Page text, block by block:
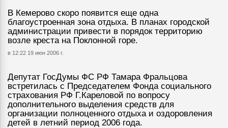
В Кемерово скоро появится еще одна
благоустроенная зона отдыха. В планах городской
администрации привести в порядок территорию
возле креста на Поклонной горе.
в 12:22 19 июн 2006 г.
Депутат ГосДумы ФС РФ Тамара Фральцова
встретилась с Председателем Фонда социального
страхования РФ Г.Кареловой по вопросу
дополнительного выделения средств для
организации полноценного отдыха и оздоровления
детей в летний период 2006 года.